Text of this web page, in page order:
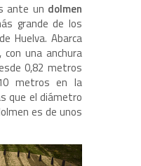
ante un dolmen
grande de los
Huelva. Abarca
una anchura
0,82 metros
metros en la
que el diámetro
es de unos